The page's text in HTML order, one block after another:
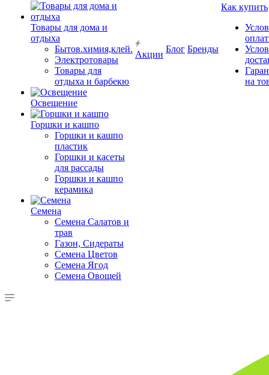
Товары для дома и
отдыха
Бытов.химия,клей.
Электротовары
Товары для
отдыха и барбекю
Освещение
Горшки и кашпо
Горшки и кашпо
пластик
Горшки и касеты
для рассады
Горшки и кашпо
керамика
Семена
Семена Салатов и
трав
Газон, Сидераты
Семена Цветов
Семена Ягод
Семена Овощей
Акции
Блог Бренды
Как купить
на